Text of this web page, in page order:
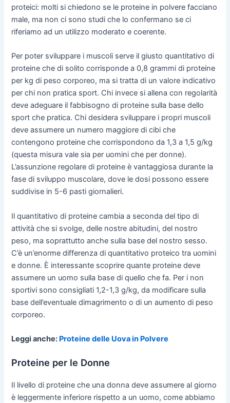
proteici: molti si chiedono se le proteine in polvere facciano
male, ma non ci sono studi che lo confermano se ci
riferiamo ad un utilizzo moderato e coerente.
Per poter sviluppare i muscoli serve il giusto quantitativo di
proteine che di solito corrisponde a 0,8 grammi di proteine
per kg di peso corporeo, ma si tratta di un valore indicativo
per chi non pratica sport. Chi invece si allena con regolarità
deve adeguare il fabbisogno di proteine sulla base dello
sport che pratica. Chi desidera sviluppare i propri muscoli
deve assumere un numero maggiore di cibi che
contengono proteine che corrispondono da 1,3 a 1,5 g/kg
(questa misura vale sia per uomini che per donne).
L’assunzione regolare di proteine è vantaggiosa durante la
fase di sviluppo muscolare, dove le dosi possono essere
suddivise in 5-6 pasti giornalieri.
Il quantitativo di proteine cambia a seconda del tipo di
attività che si svolge, delle nostre abitudini, del nostro
peso, ma soprattutto anche sulla base del nostro sesso.
C’è un’enorme differenza di quantitativo proteico tra uomini
e donne. È interessante scoprire quante proteine deve
assumere un uomo sulla base di quello che fa. Per i non
sportivi sono consigliati 1,2-1,3 g/kg, da modificare sulla
base dell’eventuale dimagrimento o di un aumento di peso
corporeo.
Leggi anche: Proteine delle Uova in Polvere
Proteine per le Donne
Il livello di proteine che una donna deve assumere al giorno
è leggermente inferiore rispetto a un uomo, come abbiamo